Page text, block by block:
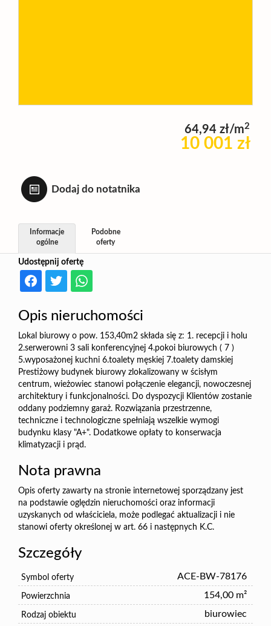
64,94 zł/m2
10 001 zł
Dodaj do notatnika
Udostępnij ofertę
Informacje
ogólne
Podobne
oferty
Opis nieruchomości
Lokal biurowy o pow. 153,40m2 składa się z: 1. recepcji i holu
2.serwerowni 3 sali konferencyjnej 4.pokoi biurowych ( 7 )
5.wyposażonej kuchni 6.toalety męskiej 7.toalety damskiej
Prestiżowy budynek biurowy zlokalizowany w ścisłym
centrum, wieżowiec stanowi połączenie elegancji, nowoczesnej
architektury i funkcjonalności. Do dyspozycji Klientów zostanie
oddany podziemny garaż. Rozwiązania przestrzenne,
techniczne i technologiczne spełniają wszelkie wymogi
budynku klasy "A+". Dodatkowe opłaty to konserwacja
klimatyzacji i prąd.
Nota prawna
Opis oferty zawarty na stronie internetowej sporządzany jest
na podstawie oględzin nieruchomości oraz informacji
uzyskanych od właściciela, może podlegać aktualizacji i nie
stanowi oferty określonej w art. 66 i następnych K.C.
Szczegóły
Symbol oferty ACE-BW-78176
Powierzchnia 154,00 m²
Rodzaj obiektu biurowiec